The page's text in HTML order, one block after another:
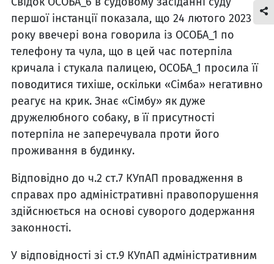
першої інстанції показала, що 24 лютого 2023
року ввечері вона говорила із ОСОБА_1 по
телефону та чула, що в цей час потерпіла
кричала і стукала палицею, ОСОБА_1 просила її
поводитися тихіше, оскільки «Сімба» негативно
реагує на крик. Знає «Сімбу» як дуже
дружелюбного собаку, в її присутності
потерпіла не заперечувала проти його
проживання в будинку.
Відповідно до ч.2 ст.7 КУпАП провадження в
справах про адміністративні правопорушення
здійснюється на основі суворого додержання
законності.
У відповідності зі ст.9 КУпАП адміністративним